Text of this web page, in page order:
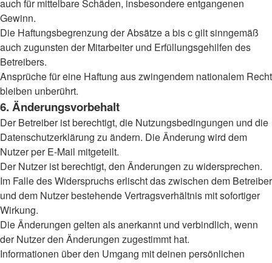
auch für mittelbare Schäden, insbesondere entgangenen
Gewinn.
Die Haftungsbegrenzung der Absätze a bis c gilt sinngemäß
auch zugunsten der Mitarbeiter und Erfüllungsgehilfen des
Betreibers.
Ansprüche für eine Haftung aus zwingendem nationalem Recht
bleiben unberührt.
6. Änderungsvorbehalt
Der Betreiber ist berechtigt, die Nutzungsbedingungen und die
Datenschutzerklärung zu ändern. Die Änderung wird dem
Nutzer per E-Mail mitgeteilt.
Der Nutzer ist berechtigt, den Änderungen zu widersprechen.
Im Falle des Widerspruchs erlischt das zwischen dem Betreiber
und dem Nutzer bestehende Vertragsverhältnis mit sofortiger
Wirkung.
Die Änderungen gelten als anerkannt und verbindlich, wenn
der Nutzer den Änderungen zugestimmt hat.
Informationen über den Umgang mit deinen persönlichen